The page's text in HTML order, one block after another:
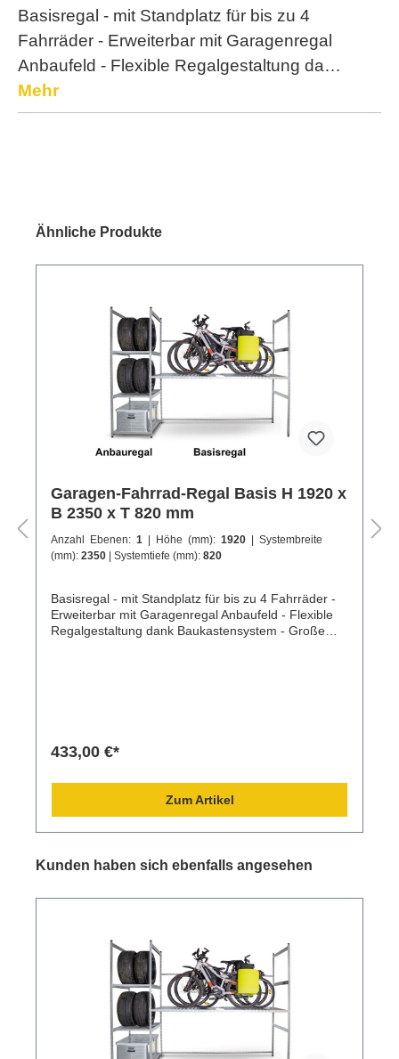
Basisregal - mit Standplatz für bis zu 4
Fahrräder - Erweiterbar mit Garagenregal
Anbaufeld - Flexible Regalgestaltung da…
Mehr
Ähnliche Produkte
Garagen-Fahrrad-Regal Basis H 1920 x
B 2350 x T 820 mm
Anzahl Ebenen: 1 | Höhe (mm): 1920
(mm): 2350 | Systemtiefe (mm): 820
Basisregal - mit Standplatz für bis zu 4 Fahrräder -
Erweiterbar mit Garagenregal Anbaufeld - Flexible
Regalgestaltung dank Baukastensystem - Große
433,00 €*
Zum Artikel
Kunden haben sich ebenfalls angesehen